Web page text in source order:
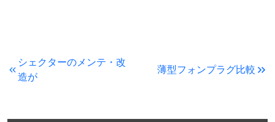
シェクターのメンテ・改
造が
薄型フォンプラグ比較